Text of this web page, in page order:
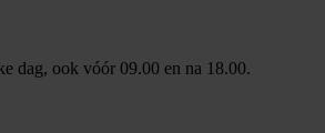
dag, ook vóór 09.00 en na 18.00.